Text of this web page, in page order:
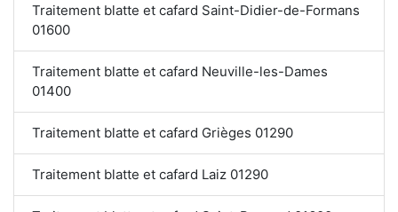
Traitement blatte et cafard Saint-Didier-de-Formans
01600
Traitement blatte et cafard Neuville-les-Dames
01400
Traitement blatte et cafard Grièges 01290
Traitement blatte et cafard Laiz 01290